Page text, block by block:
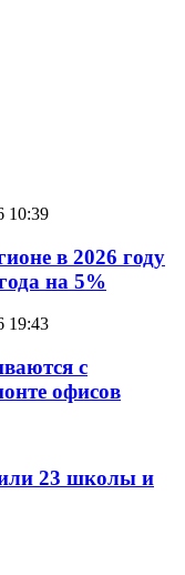
10:39
в 2026 году
на 5%
19:43
с
офисов
23 школы и